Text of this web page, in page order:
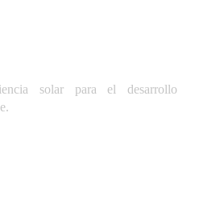
solar para el desarrollo